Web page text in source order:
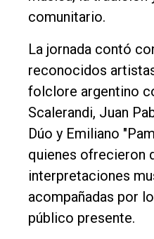
comunitario.
La jornada contó
reconocidos
folclore argentino
Scalerandi, Juan
Dúo y Emiliano
quienes ofrecieron
interpretaciones
acompañadas por
público presente.